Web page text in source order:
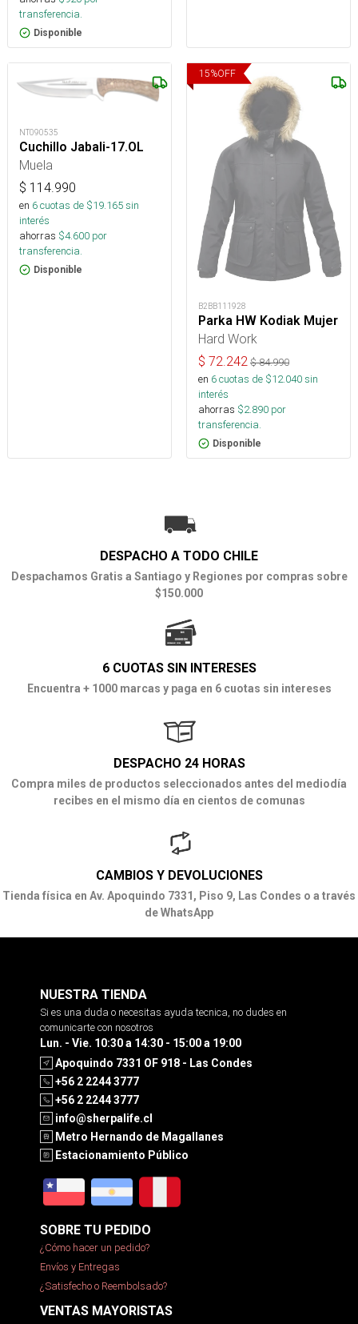
transferencia.
Disponible
NT090535
Cuchillo Jabali-17.OL
Muela
$ 114.990
en 6cuotas de $19.165sin
interés
ahorras $4.600 por
transferencia.
Disponible
15%OFF
B2BB111928
Parka HW Kodiak Mujer
Hard Work
$ 72.242 $84.990
en 6cuotas de $12.040sin
interés
ahorras $2.890 por
transferencia.
Disponible
DESPACHO A TODO CHILE
Despachamos Gratis a Santiago y Regiones por compras sobre
$150.000
6 CUOTAS SIN INTERESES
Encuentra + 1000 marcas y paga en 6 cuotas sin intereses
DESPACHO 24 HORAS
Compra miles de productos seleccionados antes del mediodía
recibes en el mismo día en cientos de comunas
CAMBIOS Y DEVOLUCIONES
Tienda física en Av. Apoquindo 7331, Piso 9, Las Condes o a través
de WhatsApp
NUESTRA TIENDA
Si es una duda o necesitas ayuda tecnica, no dudes en
comunicarte con nosotros
Lun. - Vie. 10:30 a 14:30 - 15:00 a 19:00
Apoquindo 7331 OF 918 - Las Condes
+56 2 2244 3777
+56 2 2244 3777
info@sherpalife.cl
Metro Hernando de Magallanes
Estacionamiento Público
SOBRE TU PEDIDO
¿Cómo hacer un pedido?
Envíos y Entregas
¿Satisfecho o Reembolsado?
VENTAS MAYORISTAS